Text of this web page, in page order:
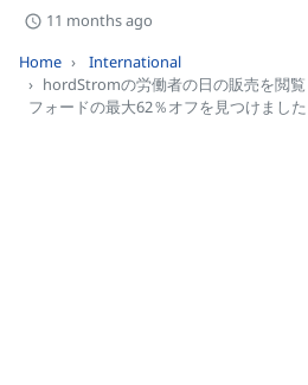
11 months ago
Home
International
hordStromの労働者の日の販売を閲
フォードの最大62％オフを見つけました